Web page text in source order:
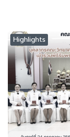
Highlights